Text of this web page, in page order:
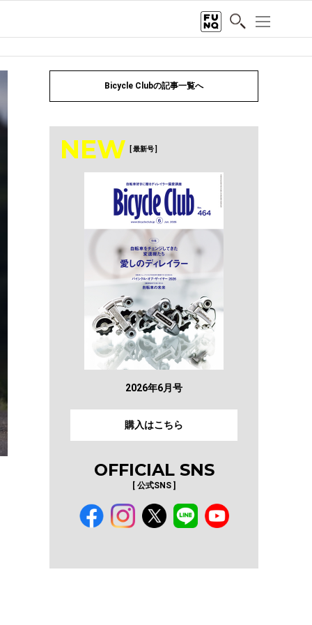
Bicycle Clubの記事一覧へ
NEW [ 最新号 ]
2026年6月号
購入はこちら
OFFICIAL SNS
[ 公式SNS ]